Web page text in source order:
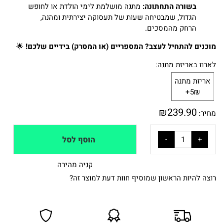
בשורה התחתונה: מתנה מושלמת לימי הולדת או לחופש
הגדול, שמבטיחה שעות של תעסוקה יצירתית ומהנה,
הרחק מהמסכים.
מוכנים להתחיל לעצב? המספריים (או המסרק) בידיים שלכם! 🌟
לארוז באריזת מתנה:
אריזת מתנה
5₪+
מחיר:
₪239.90
הוסף לסל
קניה מהירה
רוצה להיות הראשון שמוסיף חוות דעת למוצר זה?